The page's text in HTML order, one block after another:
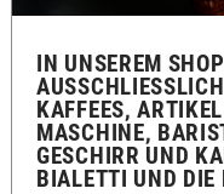
IN UNSEREM
AUSSCHLIESSLICH
AFFEES, ARTIKEL
ASCHINE,
ESCHIRR UND
IALETTI UND DIE